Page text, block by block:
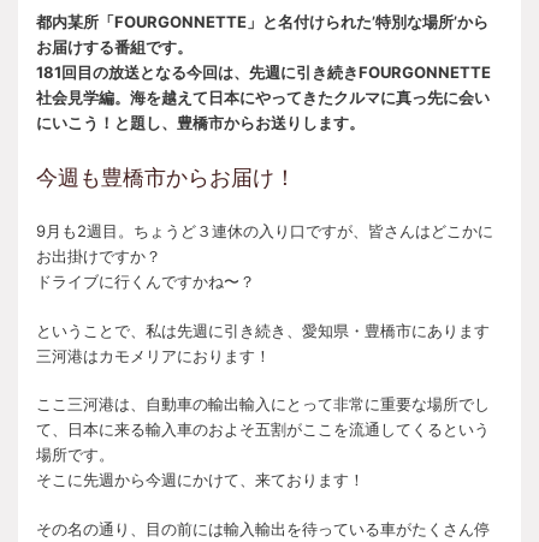
都内某所「FOURGONNETTE」と名付けられた’特別な場所’から
お届けする番組です。
181回目の放送となる今回は、先週に引き続きFOURGONNETTE
社会見学編。海を越えて日本にやってきたクルマに真っ先に会い
にいこう！と題し、豊橋市からお送りします。
今週も豊橋市からお届け！
9月も2週目。ちょうど３連休の入り口ですが、皆さんはどこかに
お出掛けですか？
ドライブに行くんですかね〜？
ということで、私は先週に引き続き、愛知県・豊橋市にあります
三河港はカモメリアにおります！
ここ三河港は、自動車の輸出輸入にとって非常に重要な場所でし
て、日本に来る輸入車のおよそ五割がここを流通してくるという
場所です。
そこに先週から今週にかけて、来ております！
その名の通り、目の前には輸入輸出を待っている車がたくさん停